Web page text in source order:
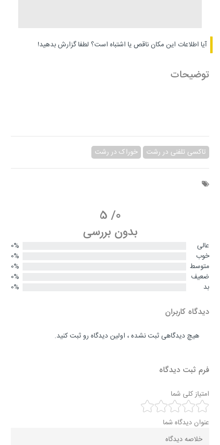
آیا اطلاعات این مکان ناقص یا اشتباه است؟ لطفا گزارش بدهید!
توضیحات
تاکسی تلفنی در رشت خوراک در رشت
0
/
5
بدون بررسی
عالی
0%
خوب
0%
متوسط
0%
ضعیف
0%
بد
0%
دیدگاه کاربران
هیچ دیدگاهی ثبت نشده ، اولین دیدگاه رو ثبت کنید.
فرم ثبت دیدگاه
امتیاز کلی شما
عنوان دیدگاه شما